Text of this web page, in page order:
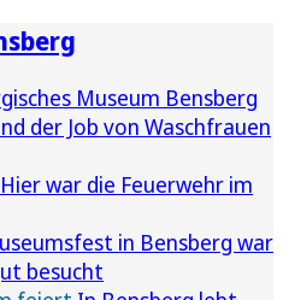
Museum Bensberg
der Job von Waschfrauen
Hier war die Feuerwehr im
in Bensberg war
besucht